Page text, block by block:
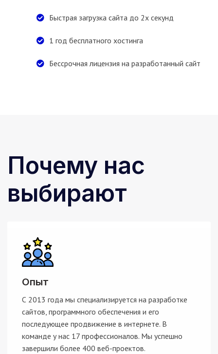
Быстрая загрузка сайта до 2х секунд
1 год бесплатного хостинга
Бессрочная лицензия на разработанный сайт
Почему нас
выбирают
Опыт
С 2013 года мы специализируется на разработке
сайтов, программного обеспечения и его
последующее продвижение в интернете. В
команде у нас 17 профессионалов. Мы успешно
завершили более 400 веб-проектов.